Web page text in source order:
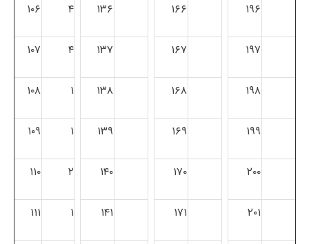
۱۹۶ ۱۶۶ ۱۳۶ ۴ ۱۰۶
۱۹۷ ۱۶۷ ۱۳۷ ۴ ۱۰۷
۱۹۸ ۱۶۸ ۱۳۸ ۱ ۱۰۸
۱۹۹ ۱۶۹ ۱۳۹ ۱ ۱۰۹
۲۰۰ ۱۷۰ ۱۴۰ ۲ ۱۱۰
۲۰۱ ۱۷۱ ۱۴۱ ۱ ۱۱۱